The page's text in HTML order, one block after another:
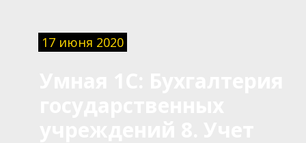
17 июня 2020